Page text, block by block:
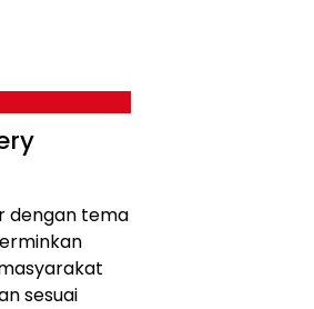
dengan tema
sesuai